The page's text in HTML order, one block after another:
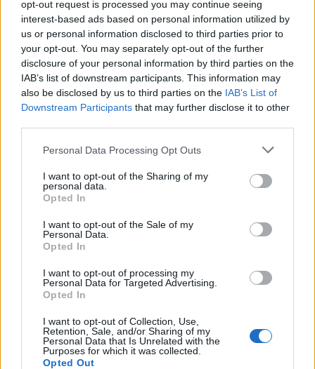
opt-out request is processed you may continue seeing
interest-based ads based on personal information utilized by
us or personal information disclosed to third parties prior to
your opt-out. You may separately opt-out of the further
disclosure of your personal information by third parties on the
IAB’s list of downstream participants. This information may
also be disclosed by us to third parties on the IAB’s List of
Downstream Participants that may further disclose it to other
Personal Data Processing Opt Outs
I want to opt-out of the Sharing of my
personal data.
Opted In
I want to opt-out of the Sale of my
Personal Data.
Opted In
I want to opt-out of processing my
Personal Data for Targeted Advertising.
Opted In
I want to opt-out of Collection, Use,
Retention, Sale, and/or Sharing of my
Personal Data that Is Unrelated with the
Purposes for which it was collected.
Opted Out
Спадането на Дунав принуди Румъния
да възобнови работата на въглищна
06.08.2026 / 15:30